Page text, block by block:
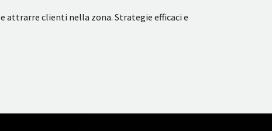
attrarre clienti nella zona. Strategie efficaci e